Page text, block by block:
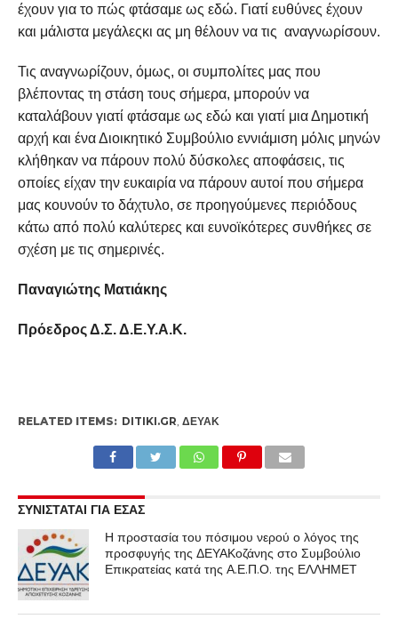
έχουν για το πώς φτάσαμε ως εδώ. Γιατί ευθύνες έχουν
και μάλιστα μεγάλεςκι ας μη θέλουν να τις αναγνωρίσουν.
Τις αναγνωρίζουν, όμως, οι συμπολίτες μας που
βλέποντας τη στάση τους σήμερα, μπορούν να
καταλάβουν γιατί φτάσαμε ως εδώ και γιατί μια Δημοτική
αρχή και ένα Διοικητικό Συμβούλιο εννιάμιση μόλις μηνών
κλήθηκαν να πάρουν πολύ δύσκολες αποφάσεις, τις
οποίες είχαν την ευκαιρία να πάρουν αυτοί που σήμερα
μας κουνούν το δάχτυλο, σε προηγούμενες περιόδους
κάτω από πολύ καλύτερες και ευνοϊκότερες συνθήκες σε
σχέση με τις σημερινές.
Παναγιώτης Ματιάκης
Πρόεδρος Δ.Σ. Δ.Ε.Υ.Α.Κ.
RELATED ITEMS: DITIKI.GR, ΔΕΥΑΚ
ΣΥΝΙΣΤΑΤΑΙ ΓΙΑ ΕΣΑΣ
Η προστασία του πόσιμου νερού ο λόγος της
προσφυγής της ΔΕΥΑΚοζάνης στο Συμβούλιο
Επικρατείας κατά της Α.Ε.Π.Ο. της ΕΛΛΗΜΕΤ